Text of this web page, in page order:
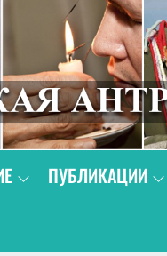
ПУБЛИКАЦИИ